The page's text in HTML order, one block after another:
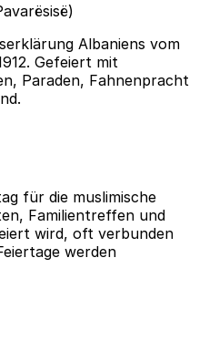
Albaniens vom
Gefeiert mit
Paraden, Fahnenpracht
für die muslimische
Familientreffen und
wird, oft verbunden
werden